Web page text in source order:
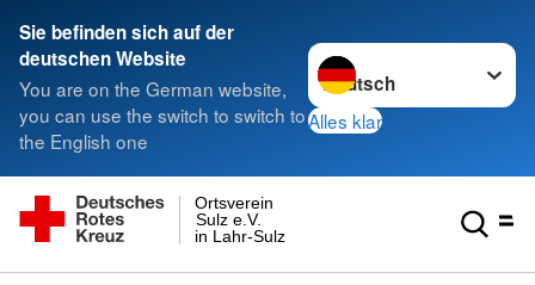
Sie befinden sich auf der
deutschen Website
You are on the German website,
you can use the switch to switch to
the English one
Sprache wechseln zu
Alles klar
in Lahr-Sulz
Sulz e.V.
Ortsverein